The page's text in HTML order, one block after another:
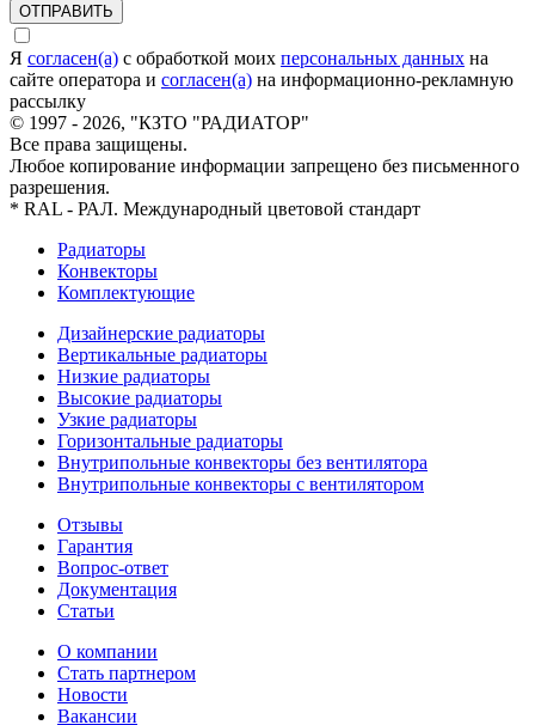
ОТПРАВИТЬ
Я согласен(а) c обработкой моих персональных данных на
сайте оператора и согласен(а) на информационно-рекламную
рассылку
© 1997 - 2026, "КЗТО "РАДИАТОР"
Все права защищены.
Любое копирование информации запрещено без письменного
разрешения.
* RAL - РАЛ. Международный цветовой стандарт
Радиаторы
Конвекторы
Комплектующие
Дизайнерские радиаторы
Вертикальные радиаторы
Низкие радиаторы
Высокие радиаторы
Узкие радиаторы
Горизонтальные радиаторы
Внутрипольные конвекторы без вентилятора
Внутрипольные конвекторы с вентилятором
Отзывы
Гарантия
Вопрос-ответ
Документация
Статьи
О компании
Стать партнером
Новости
Вакансии